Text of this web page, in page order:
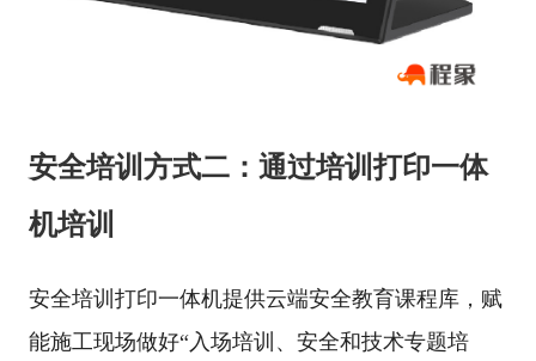
安全培训方式二：通过培训打印一体
机培训
安全培训打印一体机提供云端安全教育课程库，赋
能施工现场做好“入场培训、安全和技术专题培